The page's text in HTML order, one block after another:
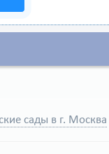
сады в г. Москва